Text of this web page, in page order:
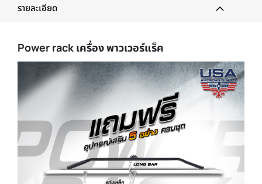
รายละเอียด
Power rack เครื่อง พาวเวอร์แร็ค